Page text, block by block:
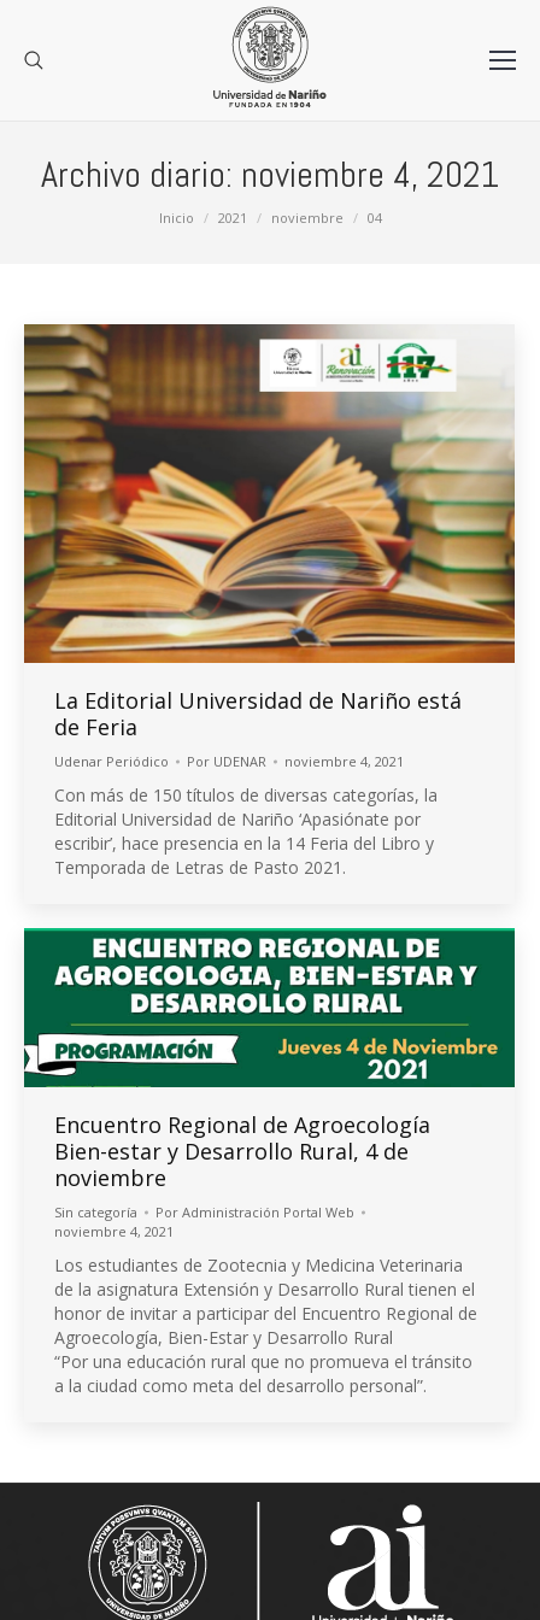
Archivo diario: noviembre 4, 2021
Inicio 2021 noviembre 04
La Editorial Universidad de Nariño está
de Feria
Udenar Periódico Por UDENAR noviembre 4, 2021
Con más de 150 títulos de diversas categorías, la
Editorial Universidad de Nariño ‘Apasiónate por
escribir’, hace presencia en la 14 Feria del Libro y
Temporada de Letras de Pasto 2021.
Encuentro Regional de Agroecología
Bien-estar y Desarrollo Rural, 4 de
noviembre
Sin categoría Por Administración Portal Web
noviembre 4, 2021
Los estudiantes de Zootecnia y Medicina Veterinaria
de la asignatura Extensión y Desarrollo Rural tienen el
honor de invitar a participar del Encuentro Regional de
Agroecología, Bien-Estar y Desarrollo Rural
“Por una educación rural que no promueva el tránsito
a la ciudad como meta del desarrollo personal”.